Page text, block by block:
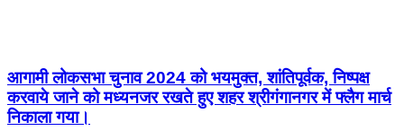
आगामी लोकसभा चुनाव 2024 को भयमुक्त, शांतिपूर्वक, निष्पक्ष
करवाये जाने को मध्यनजर रखते हुए शहर श्रीगंगानगर में फ्लैग मार्च
निकाला गया।